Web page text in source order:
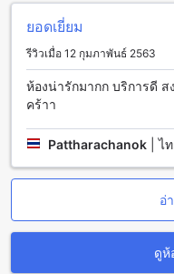
สัมผัสกับรสชาติอาหารอีส
อย่างลงตัวในร้านอาหาร
บริการที่ห้องพักของคุณอีก
ทำความสะอาดห้องประจ
สบายใจในการพักผ่อน
โรงแรมเลอ พลาโต ให้บริ
ตอบสนองความต้องการข
ห้องพักที่มีเตียงขนาดใหญ่
Bed ที่มีพื้นที่ 16 ตารางเม
เดี่ยว ห้อง Standard
เดี่ยว 2 เตียงจะเป็นตัวเ
ยอดเยี่ยม
รีวิวเมื่อ 12 กุมภาพันธ์ 2563
ห้องน่ารักมากก บริการดี
คร้าา
Pattharachanok |ไ
อ่
ดูห้